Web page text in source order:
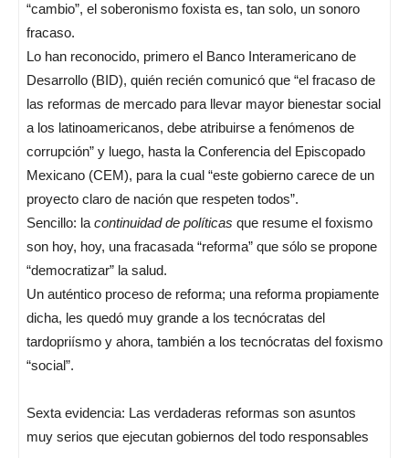
“cambio”, el soberonismo foxista es, tan solo, un sonoro
fracaso.
Lo han reconocido, primero el Banco Interamericano de
Desarrollo (BID), quién recién comunicó que “el fracaso de
las reformas de mercado para llevar mayor bienestar social
a los latinoamericanos, debe atribuirse a fenómenos de
corrupción” y luego, hasta la Conferencia del Episcopado
Mexicano (CEM), para la cual “este gobierno carece de un
proyecto claro de nación que respeten todos”.
Sencillo: la continuidad de políticas que resume el foxismo
son hoy, hoy, una fracasada “reforma” que sólo se propone
“democratizar” la salud.
Un auténtico proceso de reforma; una reforma propiamente
dicha, les quedó muy grande a los tecnócratas del
tardopriísmo y ahora, también a los tecnócratas del foxismo
“social”.
Sexta evidencia: Las verdaderas reformas son asuntos
muy serios que ejecutan gobiernos del todo responsables